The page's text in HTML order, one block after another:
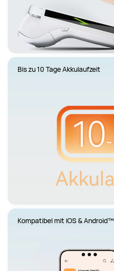
Bis zu 10 Tage Akkulaufzeit
Kompatibel mit iOS & Android™